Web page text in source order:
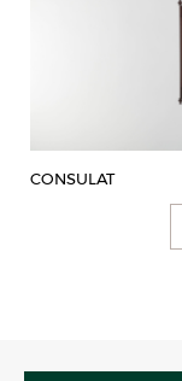
CONSULAT